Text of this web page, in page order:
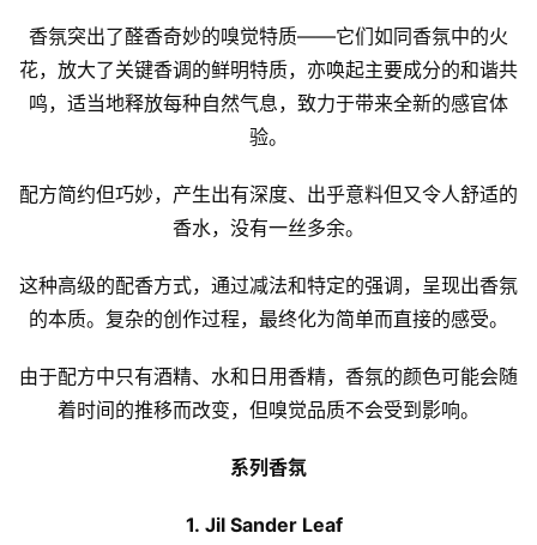
香氛突出了醛香奇妙的嗅觉特质——它们如同香氛中的火
花，放大了关键香调的鲜明特质，亦唤起主要成分的和谐共
鸣，适当地释放每种自然气息，致力于带来全新的感官体
验。
配方简约但巧妙，产生出有深度、出乎意料但又令人舒适的
香水，没有一丝多余。
这种高级的配香方式，通过减法和特定的强调，呈现出香氛
的本质。复杂的创作过程，最终化为简单而直接的感受。
由于配方中只有酒精、水和日用香精，香氛的颜色可能会随
着时间的推移而改变，但嗅觉品质不会受到影响。
系列香氛
1. Jil Sander Leaf